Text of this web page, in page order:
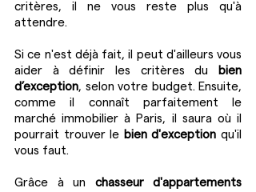
critères, il ne vous reste plus qu'à
attendre.
Si ce n'est déjà fait, il peut d'ailleurs vous
aider à définir les critères du
bien
d’exception, selon votre budget. Ensuite,
comme il connaît parfaitement le
marché immobilier à Paris, il saura où il
pourrait trouver le bien d'exception qu'il
vous faut.
Grâce à un chasseur d'appartements